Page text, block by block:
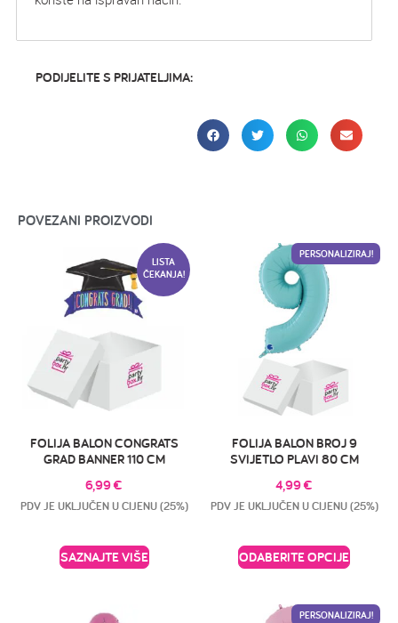
PODIJELITE S PRIJATELJIMA:
POVEZANI PROIZVODI
LISTA
ČEKANJA!
FOLIJA BALON CONGRATS
GRAD BANNER 110 CM
6,99€
PDV JE UKLJUČEN U CIJENU (25%)
SAZNAJTE VIŠE
PERSONALIZIRAJ!
FOLIJA BALON BROJ 9
SVIJETLO PLAVI 80 CM
4,99€
PDV JE UKLJUČEN U CIJENU (25%)
ODABERITE OPCIJE
PERSONALIZIRAJ!